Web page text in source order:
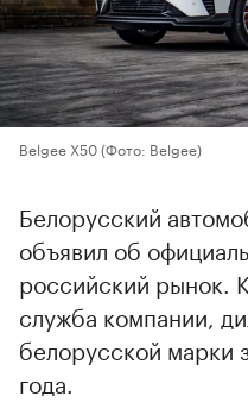
Belgee Х50(Фото: Belgee)
Белорусский
объявил об
российский рынок.
служба компании,
белорусской марки
года.